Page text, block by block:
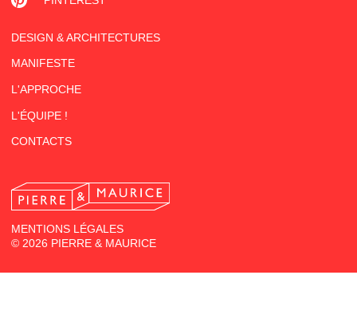
MENTIONS LÉGALES
© 2026 PIERRE & MAURICE
DESIGN & ARCHITECTURES
MANIFESTE
L'APPROCHE
L'ÉQUIPE !
CONTACTS